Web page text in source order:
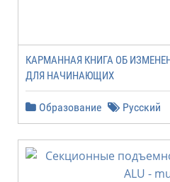
КАРМАННАЯ КНИГА ОБ
ДЛЯ НАЧИНАЮЩИХ
Образование Русский